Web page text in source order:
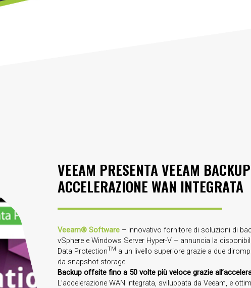
VEEAM PRESENTA VEEAM
ACCELERAZIONE WAN INTEGRATA
Veeam®Software– innovativo fornitore di soluzioni di
vSphere e Windows Server Hyper-V – annuncia la
Data ProtectionTM a un livello superiore grazie a due
da snapshot storage.
Backup offsite fino a 50 volte più veloce grazie
L’accelerazione WAN integrata, sviluppata da Veeam, e